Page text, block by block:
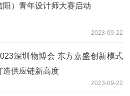
）青年设计师大赛启动
2023-09-22
深圳物博会 东方嘉盛创新模式
造供应链新高度
2023-09-22